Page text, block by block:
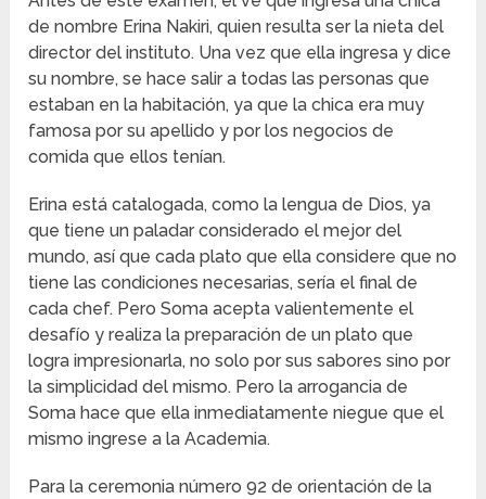
de nombre Erina Nakiri, quien resulta ser la nieta del
director del instituto. Una vez que ella ingresa y dice
su nombre, se hace salir a todas las personas que
estaban en la habitación, ya que la chica era muy
famosa por su apellido y por los negocios de
comida que ellos tenían.
Erina está catalogada, como la lengua de Dios, ya
que tiene un paladar considerado el mejor del
mundo, así que cada plato que ella considere que no
tiene las condiciones necesarias, sería el final de
cada chef. Pero Soma acepta valientemente el
desafío y realiza la preparación de un plato que
logra impresionarla, no solo por sus sabores sino por
la simplicidad del mismo. Pero la arrogancia de
Soma hace que ella inmediatamente niegue que el
mismo ingrese a la Academia.
Para la ceremonia número 92 de orientación de la